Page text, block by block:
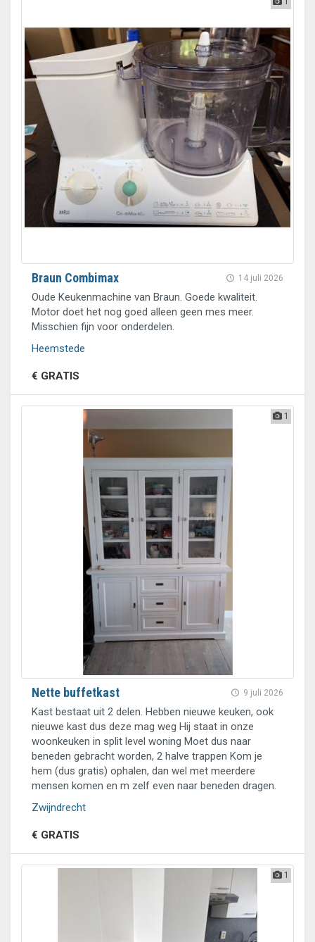
14 juli 2026
Braun Combimax
Oude Keukenmachine van Braun. Goede kwaliteit.
Motor doet het nog goed alleen geen mes meer.
Misschien fijn voor onderdelen.
Heemstede
€ GRATIS
1
9 juli 2026
Nette buffetkast
Kast bestaat uit 2 delen. Hebben nieuwe keuken, ook
nieuwe kast dus deze mag weg Hij staat in onze
woonkeuken in split level woning Moet dus naar
beneden gebracht worden, 2 halve trappen Kom je
hem (dus gratis) ophalen, dan wel met meerdere
mensen komen en m zelf even naar beneden dragen.
Zwijndrecht
€ GRATIS
1